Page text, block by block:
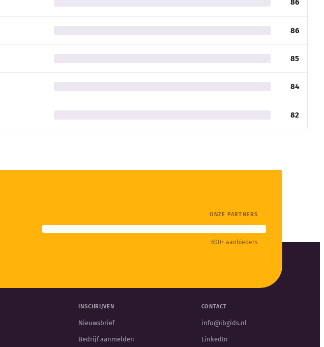
86
86
85
84
82
ONZE PARTNERS
600+ aanbieders
INSCHRIJVEN
Nieuwsbrief
Bedrijf aanmelden
CONTACT
info@ibgids.nl
LinkedIn